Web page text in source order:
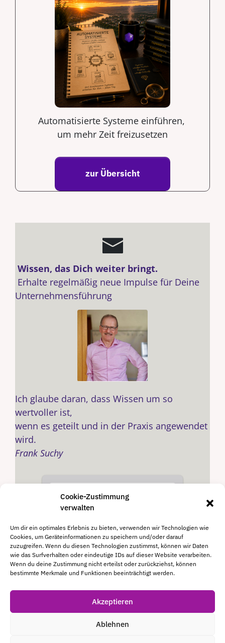
Cookie-Zustimmung
verwalten
Um dir ein optimales Erlebnis zu bieten, verwenden wir Technologien wie
Cookies, um Geräteinformationen zu speichern und/oder darauf
zuzugreifen. Wenn du diesen Technologien zustimmst, können wir Daten
wie das Surfverhalten oder eindeutige IDs auf dieser Website verarbeiten.
Wenn du deine Zustimmung nicht erteilst oder zurückziehst, können
bestimmte Merkmale und Funktionen beeinträchtigt werden.
Akzeptieren
Ablehnen
Automatisierte Systeme einführen,
um mehr Zeit freizusetzen
zur Übersicht
Wissen, das Dich weiter bringt.
Erhalte regelmäßig neue Impulse für Deine
Unternehmensführung
Ich glaube daran, dass Wissen um so
wertvoller ist,
wenn es geteilt und in der Praxis angewendet
wird.
Frank Suchy
© 2026 Frank Suchy - Verlag Business Gestalten